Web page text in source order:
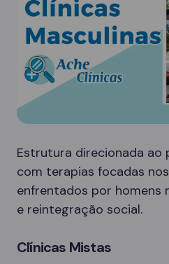
Estrutura direcionada ao
com terapias focadas
enfrentados por homens
e reintegração social.
Clínicas Mistas